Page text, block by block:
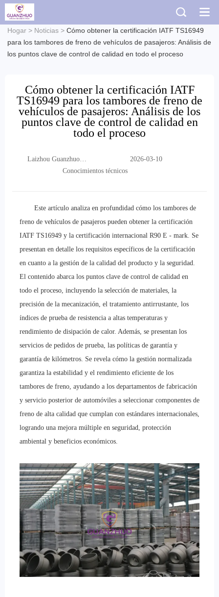
Hogar > Noticias > Cómo obtener la certificación IATF TS16949
para los tambores de freno de vehículos de pasajeros: Análisis de
los puntos clave de control de calidad en todo el proceso
Cómo obtener la certificación IATF
TS16949 para los tambores de freno de
vehículos de pasajeros: Análisis de los
puntos clave de control de calidad en
todo el proceso
Laizhou Guanzhuo
Trading Co., Ltd.
2026-03-10
Conocimientos técnicos
Este artículo analiza en profundidad cómo los tambores de
freno de vehículos de pasajeros pueden obtener la certificación
IATF TS16949 y la certificación internacional R90 E - mark. Se
presentan en detalle los requisitos específicos de la certificación
en cuanto a la gestión de la calidad del producto y la seguridad.
El contenido abarca los puntos clave de control de calidad en
todo el proceso, incluyendo la selección de materiales, la
precisión de la mecanización, el tratamiento antirrustante, los
índices de prueba de resistencia a altas temperaturas y
rendimiento de disipación de calor. Además, se presentan los
servicios de pedidos de prueba, las políticas de garantía y
garantía de kilómetros. Se revela cómo la gestión normalizada
garantiza la estabilidad y el rendimiento eficiente de los
tambores de freno, ayudando a los departamentos de fabricación
y servicio posterior de automóviles a seleccionar componentes de
freno de alta calidad que cumplan con estándares internacionales,
logrando una mejora múltiple en seguridad, protección
ambiental y beneficios económicos.